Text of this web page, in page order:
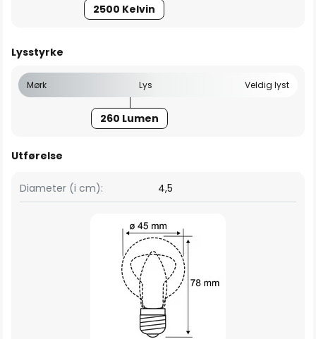
2500 Kelvin
Lysstyrke
Mørk Lys Veldig lyst
260 Lumen
Utførelse
Diameter (i cm): 4,5